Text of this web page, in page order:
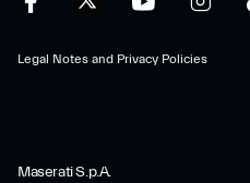
Legal Notes and Privacy Policies
Maserati S.p.A.